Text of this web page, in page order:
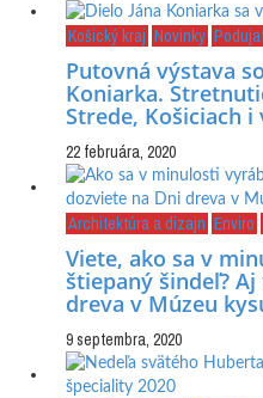
Košický kraj Novinky
Putovná výstava
Koniarka.
Strede, Košiciach
22 februára, 2020
Architektúra a dizajn Enviro
Viete, ako sa v
štiepaný šindeľ?
dreva v Múzeu
9 septembra, 2020